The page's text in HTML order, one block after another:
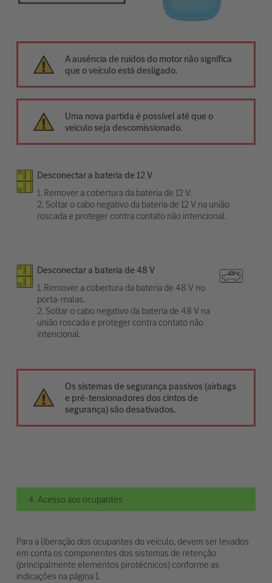
A ausência de ruídos do motor não significa
que o veículo está desligado.
Uma nova partida é possível até que o
veículo seja descomissionado.
Desconectar a bateria de 12 V
1. Remover a cobertura da bateria de 12 V.
2. Soltar o cabo negativo da bateria de 12 V na união
roscada e proteger contra contato não intencional.
Desconectar a bateria de 48 V
1. Remover a cobertura da bateria de 48 V no
porta-malas.
2. Soltar o cabo negativo da bateria de 48 V na
união roscada e proteger contra contato não
intencional.
Os sistemas de segurança passivos (airbags
e pré-tensionadores dos cintos de
segurança) são desativados.
4. Acesso aos ocupantes
Para a liberação dos ocupantes do veículo, devem ser levados
em conta os componentes dos sistemas de retenção
(principalmente elementos pirotécnicos) conforme as
indicações na página 1.